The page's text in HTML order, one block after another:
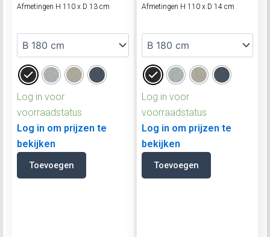
Afmetingen H 110 x D 13 cm
Log in voor
voorraadstatus
Log in om prijzen te
bekijken
Toevoegen
Afmetingen H 110 x D 14 cm
Log in voor
voorraadstatus
Log in om prijzen te
bekijken
Toevoegen